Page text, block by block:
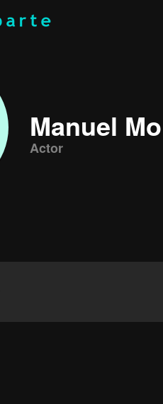
Manuel
Actor